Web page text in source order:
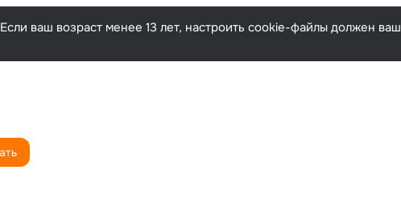
ваш возраст менее 13 лет, настроить cookie-файлы должен ваш